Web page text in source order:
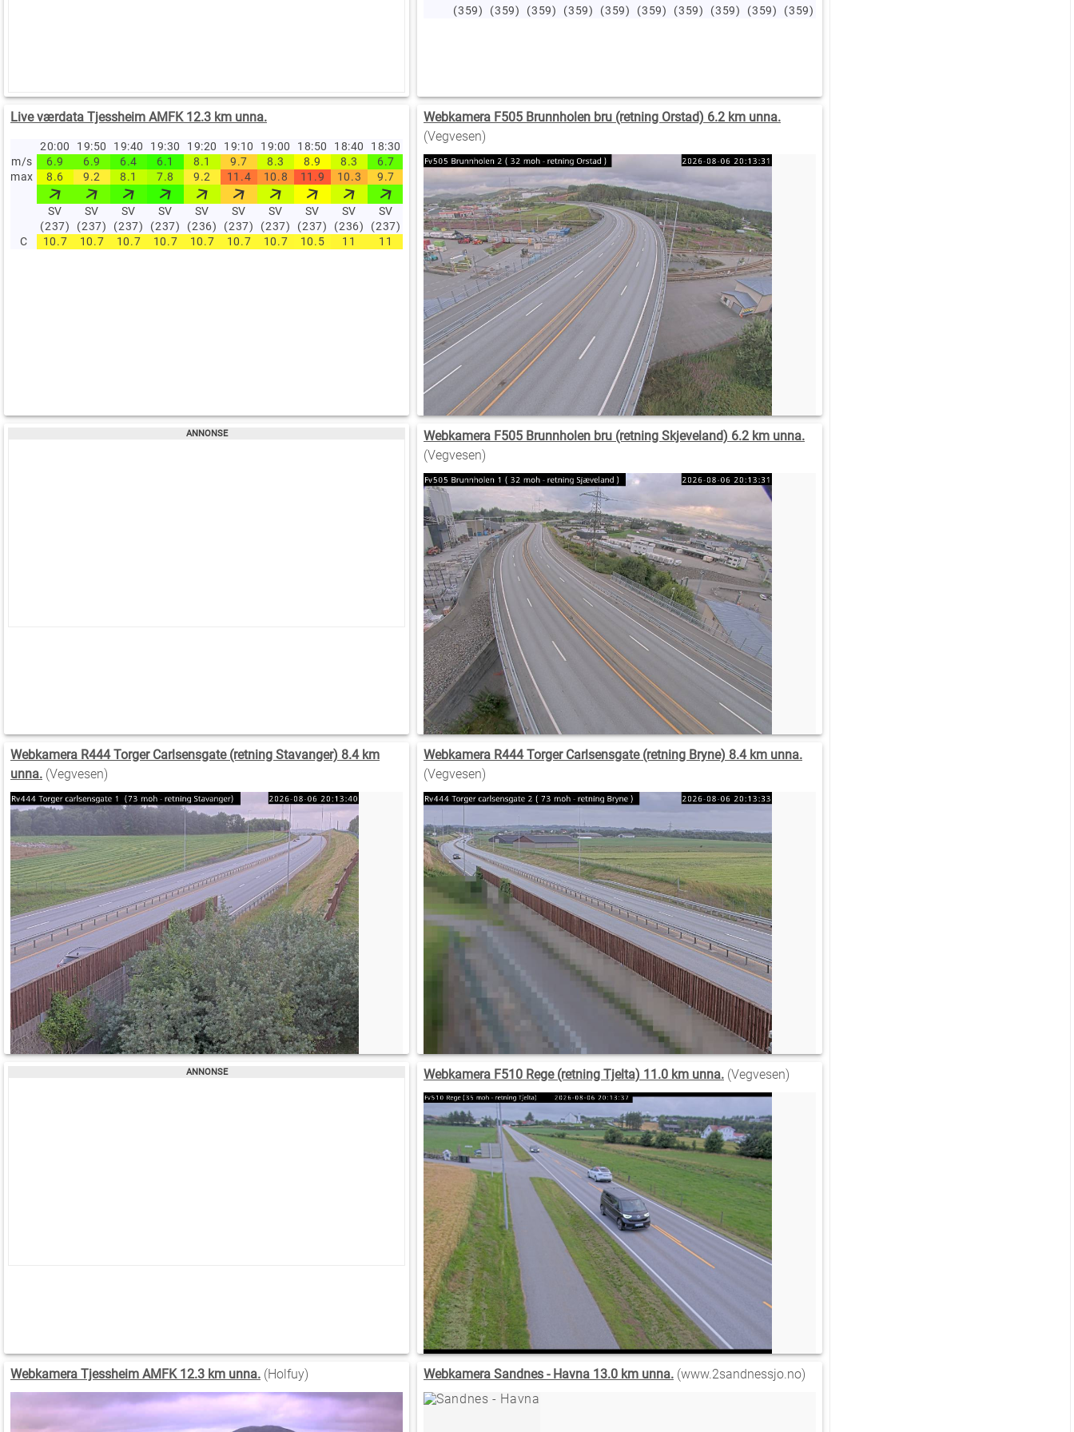
(359)
(359)
(359)
(359)
(359)
(359)
(359)
(359)
(359)
(359)
Live værdata Tjessheim AMFK 12.3 km unna.
20:00 19:50 19:40 19:30 19:20 19:10 19:00 18:50 18:40 18:30 18:20 18:10 18:00
m/s
6.9 6.9 6.4 6.1 8.1 9.7 8.3 8.9 8.3 6.7 9.4 9.2 8.3 8.7 8.3 7.7 5.4 3.7
3.6
max
8.6 9.2 8.1 7.8 9.2 11.4 10.8 11.9 10.3 9.7 12.2 12.2 10.8 11.3 10.5 10.3
SV
(237)
SV
(237)
SV
(237)
SV
(237)
SV
(236)
SV
(237)
SV
(237)
SV
(237)
SV
(236)
SV
(237)
SV
(236)
SV
(236)
SV
(236)
SV
(236)
SV
(236)
SV
(236)
SV
(235)
SV
(234)
SV
(234)
SV
(234)
C
10.7 10.7 10.7 10.7 10.7 10.7 10.7 10.5 11 11 11.2 11.2 11.2 11.6 11.6 11.8 13.3 14.6 14.8 14.8
Webkamera F505 Brunnholen bru (retning Orstad) 6.2 km unna.
(Vegvesen)
Webkamera F505 Brunnholen bru (retning Skjeveland) 6.2 km unna.
(Vegvesen)
Webkamera R444 Torger Carlsensgate (retning Stavanger) 8.4 km
unna. (Vegvesen)
Webkamera R444 Torger Carlsensgate (retning Bryne) 8.4 km unna.
(Vegvesen)
Webkamera F510 Rege (retning Tjelta) 11.0 km unna. (Vegvesen)
Webkamera Tjessheim AMFK 12.3 km unna. (Holfuy) Webkamera Sandnes - Havna 13.0 km unna. (www.2sandnessjo.no)